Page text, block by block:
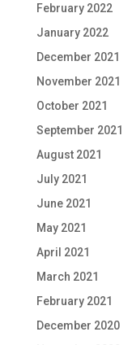
February 2022
January 2022
December 2021
November 2021
October 2021
September 2021
August 2021
July 2021
June 2021
May 2021
April 2021
March 2021
February 2021
December 2020